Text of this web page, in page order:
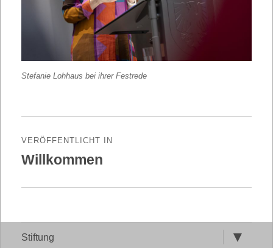
Stefanie Lohhaus bei ihrer Festrede
VERÖFFENTLICHT IN
Willkommen
Stiftung
öffnen